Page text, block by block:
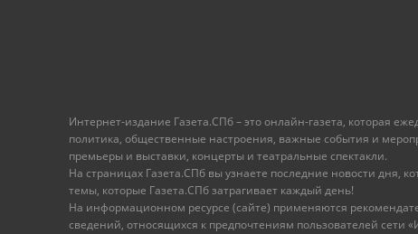
Интернет-издание Газета.СПб – это онлайн-газета, которая
политика, общественные настроения, важные события и
премьеры и выставки, концерты и театральные спектакли.
На страницах Газета.СПб вы узнаете последние новости дня,
темы, которые Газета.СПб затрагивает каждый день!
На информационном ресурсе (сайте) применяются
сведений, относящихся к предпочтениям пользователей сети